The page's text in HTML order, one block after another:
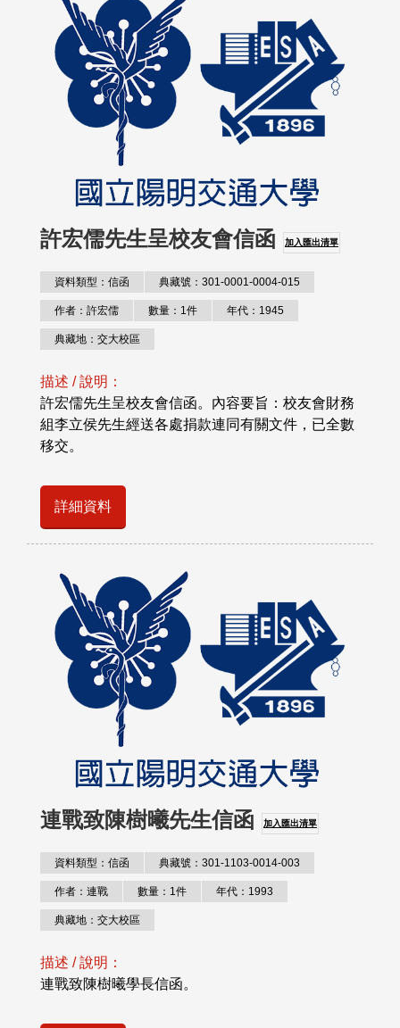
許宏儒先生呈校友會信函 加入匯出清單
資料類型：信函 典藏號：301-0001-0004-015
作者：許宏儒 數量：1件 年代：1945
典藏地：交大校區
描述 / 說明：
許宏儒先生呈校友會信函。內容要旨：校友會財務
組李立侯先生經送各處捐款連同有關文件，已全數
移交。
詳細資料
連戰致陳樹曦先生信函 加入匯出清單
資料類型：信函 典藏號：301-1103-0014-003
作者：連戰 數量：1件 年代：1993
典藏地：交大校區
描述 / 說明：
連戰致陳樹曦學長信函。